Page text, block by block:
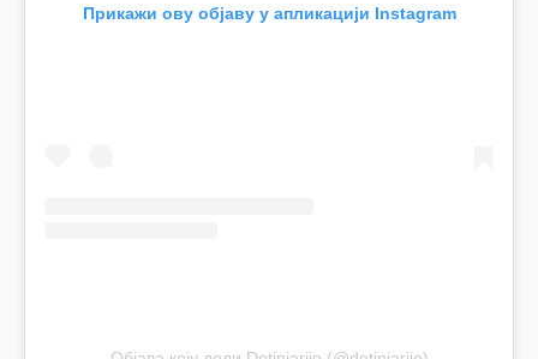
Прикажи ову објаву у апликацији Instagram